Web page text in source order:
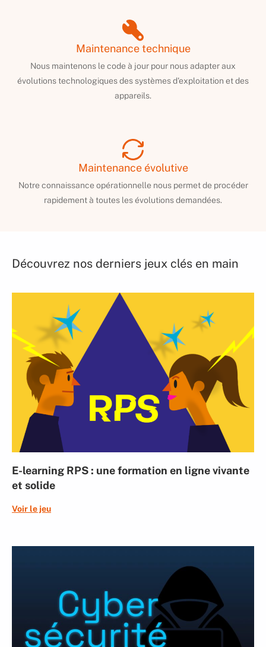
Maintenance technique
Nous maintenons le code à jour pour nous adapter aux
évolutions technologiques des systèmes d'exploitation et des
appareils.
Maintenance évolutive
Notre connaissance opérationnelle nous permet de procéder
rapidement à toutes les évolutions demandées.
Découvrez nos derniers jeux clés en main
E-learning RPS : une formation en ligne vivante
et solide
Voir le jeu